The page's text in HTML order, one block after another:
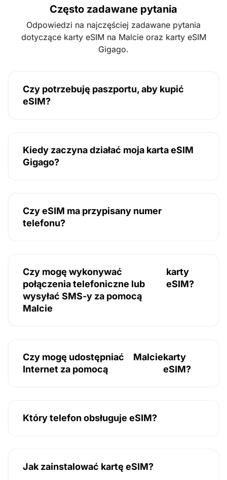
Często zadawane pytania
Odpowiedzi na najczęściej zadawane pytania
dotyczące karty eSIM na Malcie oraz karty eSIM
Gigago.
Czy potrzebuję paszportu, aby kupić
eSIM?
Kiedy zaczyna działać moja karta eSIM
Gigago?
Czy eSIM ma przypisany numer
telefonu?
Czy mogę wykonywać
połączenia telefoniczne lub
wysyłać SMS-y za pomocą
Malcie
karty
eSIM?
Czy mogę udostępniać
Internet za pomocą
Malciekarty
eSIM?
Który telefon obsługuje eSIM?
Jak zainstalować kartę eSIM?